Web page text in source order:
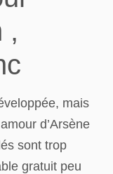
,
mais
d’Arsène
sont trop
gratuit peu